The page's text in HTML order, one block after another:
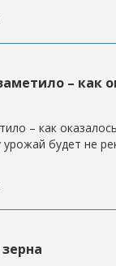
– как
– как
будет не